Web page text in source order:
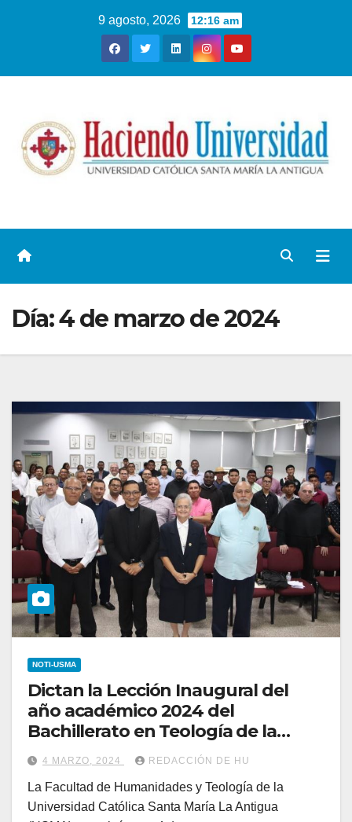
9 agosto, 2026 12:16 am
Día:4 de marzo de 2024
NOTI-USMA
Dictan la Lección Inaugural del
año académico 2024 del
Bachillerato en Teología de la
USMA
4 MARZO, 2024 REDACCIÓN DE HU
La Facultad de Humanidades y Teología de la
Universidad Católica Santa María La Antigua